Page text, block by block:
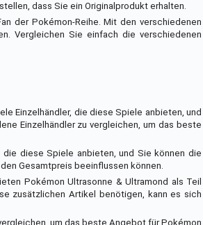
dass Sie ein Originalprodukt erhalten.
der Pokémon-Reihe. Mit den verschiedenen
Vergleichen Sie einfach die verschiedenen
Einzelhändler, die diese Spiele anbieten, und
Einzelhändler zu vergleichen, um das beste
diese Spiele anbieten, und Sie können die
Gesamtpreis beeinflussen können.
Pokémon Ultrasonne & Ultramond als Teil
zusätzlichen Artikel benötigen, kann es sich
um das beste Angebot für Pokémon